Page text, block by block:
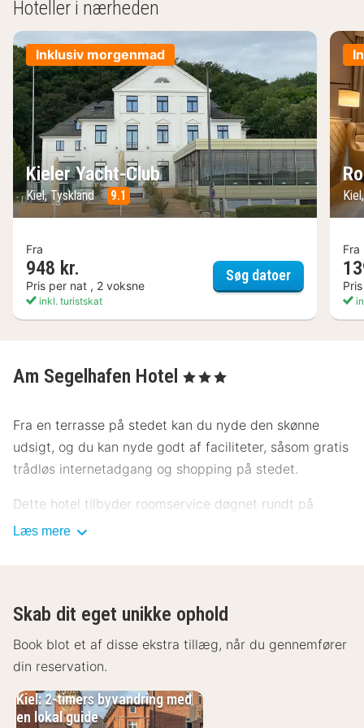
Hoteller i nærheden
Inklusiv morgenmad
Kieler Yacht-Club
Kiel, Tyskland 9.1
Fra
948 kr.
Pris per nat , 2 voksne
inkl. turistskat
Søg datoerKieler
Fra
Am Segelhafen Hotel , 3 Stjerner
Fra en terrasse på stedet kan du nyde den skønne
udsigt, og du kan nyde godt af faciliteter, såsom gratis
trådløs internetadgang og shopping på stedet.
Dette hotel tilbyder roomservice døgnet rundt på
værelset. Tag forbi baren/loungen, hvor du kan slukke
den 1. januar.
Hotelstars Union tildeler en officiel stjernebedømmelse
for overnatningssteder i Tyskland. Dette
Gæsterne har blandt andet adgang til en
Læs mere
Skab dit eget unikke ophold
Book blot et af disse ekstra tillæg, når du gennemfører
din reservation.
Kiel: 2-timers byvandring med
en lokal guide